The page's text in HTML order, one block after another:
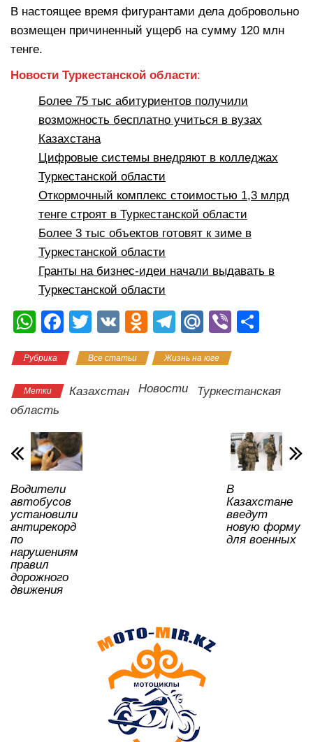
В настоящее время фигурантами дела добровольно
возмещен причиненный ущерб на сумму 120 млн
тенге.
Новости Туркестанской области:
Более 75 тыс абитуриентов получили
возможность бесплатно учиться в вузах
Казахстана
Цифровые системы внедряют в колледжах
Туркестанской области
Откормочный комплекс стоимостью 1,3 млрд
тенге строят в Туркестанской области
Более 3 тыс объектов готовят к зиме в
Туркестанской области
Гранты на бизнес-идеи начали выдавать в
Туркестанской области
W
at
s
A
p
p
F
c
e
o
o
k
T
tt
er
V
O
n
o
T
e
gr
M
.R
u
Vi
а
и
ть
Рубрика Все статьи Жизнь на юге
Метки Казахстан Новости
Туркестанская
область
Водители
автобусов
установили
антирекорд
по
нарушениям
правил
дорожного
движения
В
Казахстане
введут
новую форму
для военных